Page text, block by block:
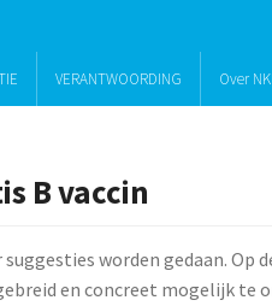
VERANTWOORDING Over
B vaccin
worden gedaan. Op
en concreet mogelijk te